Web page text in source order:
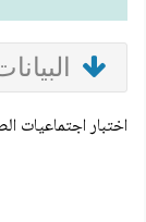
اختبار اجتماعيات